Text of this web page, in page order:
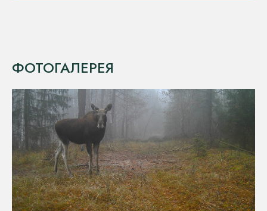
ФОТОГАЛЕРЕЯ